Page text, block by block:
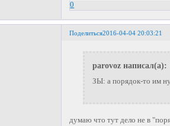
0
Поделиться2016-04-04 20:03:21
parovoz написал(а):
ЗЫ: а порядок-то им
думаю что тут дело не в